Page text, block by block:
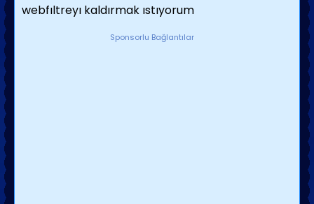
webfıltreyı kaldırmak ıstıyorum
Sponsorlu Bağlantılar